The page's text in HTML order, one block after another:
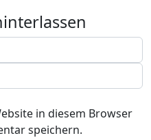
in diesem Browser
speichern.